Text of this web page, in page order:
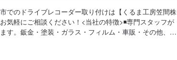
でのドライブレコーダー取り付けは【くるま工房笠間株
気軽にご相談ください！<当社の特徴>◾専門スタッフが
す。鈑金・塗装・ガラス・フィルム・車販・その他、そ